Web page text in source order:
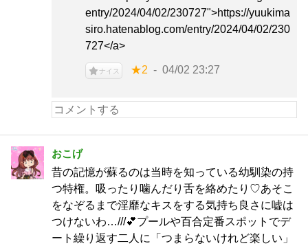
entry/2024/04/02/230727">https://yuukima
siro.hatenablog.com/entry/2024/04/02/230
727</a>
ナイス ★2 04/02 23:27
おこげ
昔の記憶が蘇るのは当時を知っている幼馴染の持
つ特権。吸ったり噛んだり舌を絡めたり♡あそこ
をなぞるまで淫靡なキスをする気持ち良さに嘘は
つけないわ…///💕プールや百合定番スポットでデ
ート繰り返す二人に「つまらないけれど楽しい」